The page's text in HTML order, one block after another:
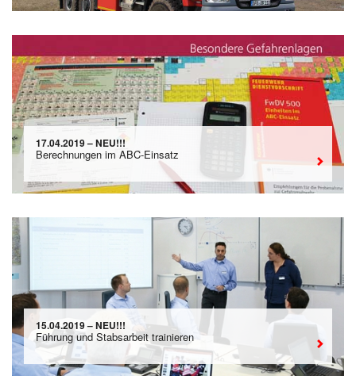
17.04.2019 – NEU!!!
Berechnungen im ABC-Einsatz
15.04.2019 – NEU!!!
Führung und Stabsarbeit trainieren